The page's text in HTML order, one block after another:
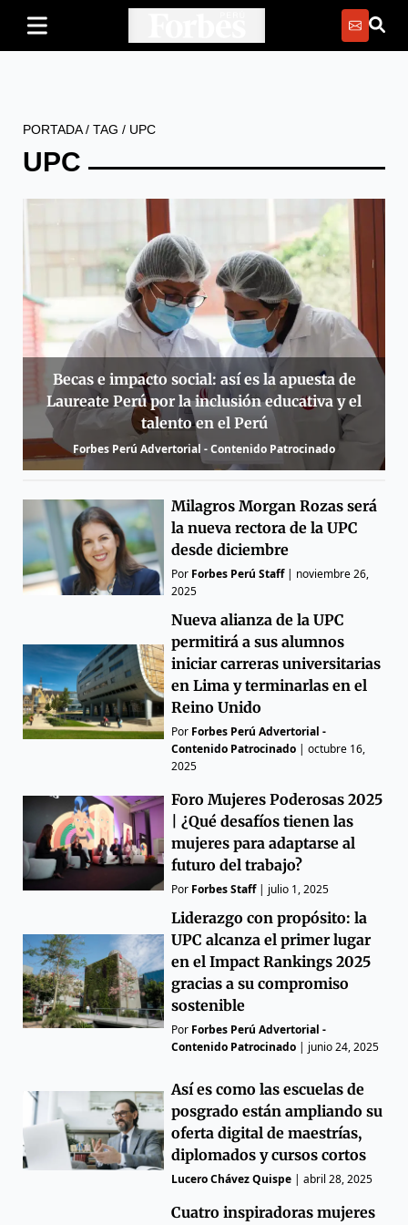
PORTADA/ TAG / UPC
UPC
Becas e impacto social: así es la apuesta de
Laureate Perú por la inclusión educativa y el
talento en el Perú
Forbes Perú Advertorial - Contenido Patrocinado
Milagros Morgan Rozas será
la nueva rectora de la UPC
desde diciembre
Por Forbes Perú Staff| noviembre 26,
2025
Nueva alianza de la UPC
permitirá a sus alumnos
iniciar carreras universitarias
en Lima y terminarlas en el
Reino Unido
Por Forbes Perú Advertorial -
Contenido Patrocinado |octubre 16,
2025
Foro Mujeres Poderosas 2025
| ¿Qué desafíos tienen las
mujeres para adaptarse al
futuro del trabajo?
Por Forbes Staff| julio 1, 2025
Liderazgo con propósito: la
UPC alcanza el primer lugar
en el Impact Rankings 2025
gracias a su compromiso
sostenible
Por Forbes Perú Advertorial -
Contenido Patrocinado | junio 24, 2025
Así es como las escuelas de
posgrado están ampliando su
oferta digital de maestrías,
diplomados y cursos cortos
Lucero Chávez Quispe |abril 28, 2025
Cuatro inspiradoras mujeres